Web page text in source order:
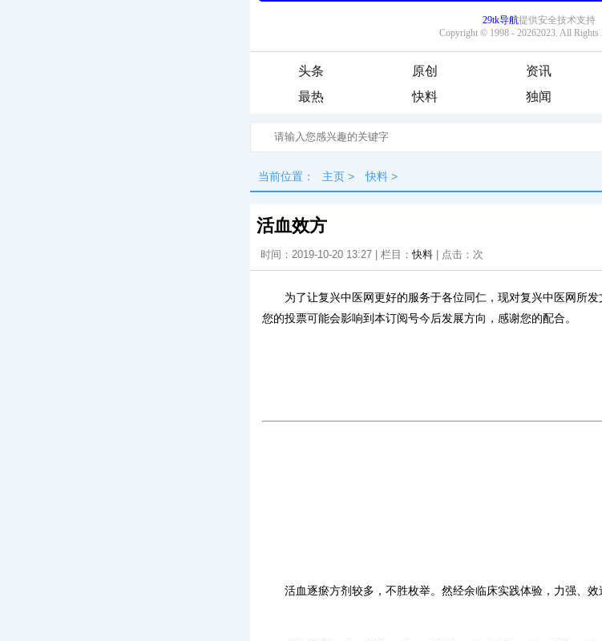
头条 原创 资讯
最热
快料 独闻
当前位置： 主页 > 快料 >
活血效方
时间：2019-10-20 13:27 | 栏目：快料 | 点击： 次
为了让复兴中医网更好的服务于各位同仁，现对复兴中医网所
您的投票可能会影响到本订阅号今后发展方向，感谢您的配合。
活血逐瘀方剂较多，不胜枚举。然经余临床实践体验，力强、效